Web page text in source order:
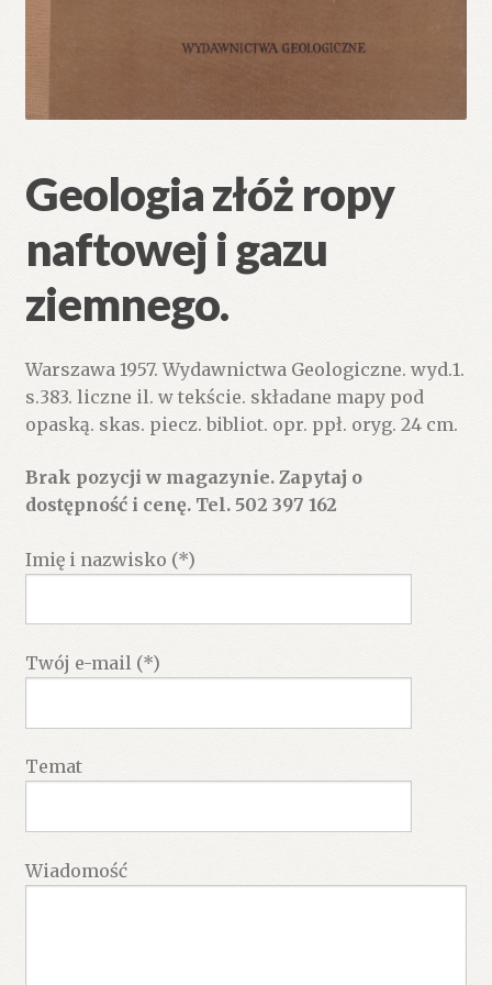
Geologia złóż ropy
naftowej i gazu
ziemnego.
Warszawa 1957. Wydawnictwa Geologiczne. wyd.1.
s.383. liczne il. w tekście. składane mapy pod
opaską. skas. piecz. bibliot. opr. ppł. oryg. 24 cm.
Brak pozycji w magazynie. Zapytaj o
dostępność i cenę. Tel. 502 397 162
Imię i nazwisko (*)
Twój e-mail (*)
Temat
Wiadomość